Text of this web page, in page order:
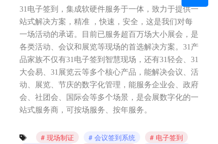
31电子签到，集成软硬件服务于一体，致力于提供一
站式解决方案，精准 ，快速，安全，这是我们对每
一场活动的承诺。目前已服务超百万场大小展会，是
各类活动、会议和展览等现场的首选解决方案。31产
品家族不仅有31电子签到智慧现场，还有31轻会、31
大会易、31展览云等多个核心产品，能解决会议、活
动、展览、节庆的数字化管理，能服务企业会、政府
会、社团会、国际会等多个场景，是会展数字化的一
站式服务商，可按场服务、按年服务。
现场制证 会议签到系统 电子签到